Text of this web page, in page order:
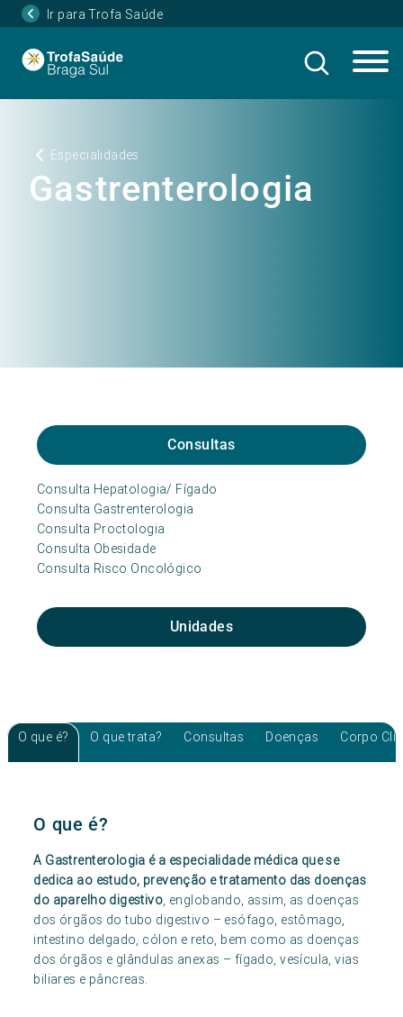
Ir para Trofa Saúde
Especialidades
Gastrenterologia
Consultas
Consulta Hepatologia/ Fígado
Consulta Gastrenterologia
Consulta Proctologia
Consulta Obesidade
Consulta Risco Oncológico
Unidades
O que é? O que trata? Consultas Doenças Corpo
O que é?
A Gastrenterologia é a especialidade médica que se
dedica ao estudo, prevenção e tratamento das doenças
do aparelho digestivo, englobando, assim, as doenças
dos órgãos do tubo digestivo – esófago, estômago,
intestino delgado, cólon e reto, bem como as doenças
dos órgãos e glândulas anexas – fígado, vesícula, vias
biliares e pâncreas.